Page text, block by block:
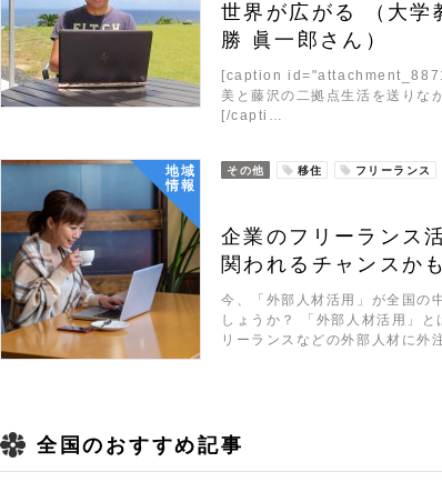
世界が広がる （大学
勝 眞一郎さん）
[caption
美と藤沢の二拠点生活を送りな
[/capti…
地域
情報
その他 移住 フリーランス
企業のフリーランス
関われるチャンスかも
今、「外部人材活用」が全国の
しょうか？ 「外部人材活用」
リーランスなどの外部人材に外
全国のおすすめ記事